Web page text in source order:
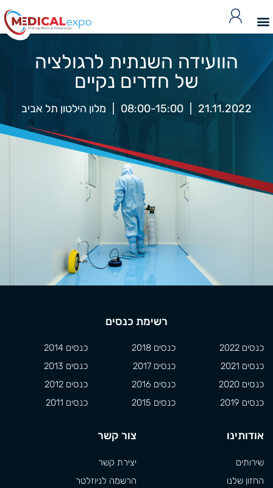
הוועידה השנתית לרגולציה
של חדרים נקיים
21.11.2022
08:00-15:00 מלון הילטון תל אביב
רשימת כנסים
כנסים 2022
כנסים 2021
כנסים 2020
כנסים 2019
כנסים 2018
כנסים 2017
כנסים 2016
כנסים 2015
כנסים 2014
כנסים 2013
כנסים 2012
כנסים 2011
אודותינו
שירותים
החזון שלנו
צור קשר
יצירת קשר
הרשמה לניוזלטר